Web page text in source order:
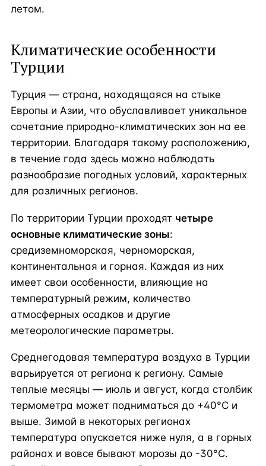
летом.
Климатические особенности
Турции
Турция — страна, находящаяся на стыке
Европы и Азии, что обуславливает уникальное
сочетание природно-климатических зон на ее
территории. Благодаря такому расположению,
в течение года здесь можно наблюдать
разнообразие погодных условий, характерных
для различных регионов.
По территории Турции проходят четыре
основные климатические зоны:
средиземноморская, черноморская,
континентальная и горная. Каждая из них
имеет свои особенности, влияющие на
температурный режим, количество
атмосферных осадков и другие
метеорологические параметры.
Среднегодовая температура воздуха в Турции
варьируется от региона к региону. Самые
теплые месяцы — июль и август, когда столбик
термометра может подниматься до +40°C и
выше. Зимой в некоторых регионах
температура опускается ниже нуля, а в горных
районах и вовсе бывают морозы до -30°C.